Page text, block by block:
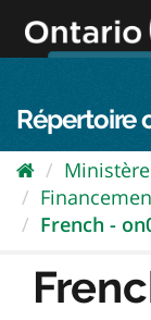
directement
au
Répertoire
French -